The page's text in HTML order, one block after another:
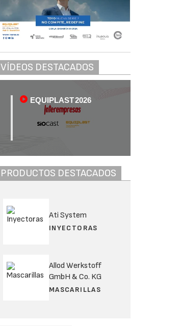
VÍDEOS DESTACADOS
EQUIPLAST 2026
PRODUCTOS DESTACADOS
Ati System
INYECTORAS
Allod Werkstoff
GmbH & Co. KG
MASCARILLAS